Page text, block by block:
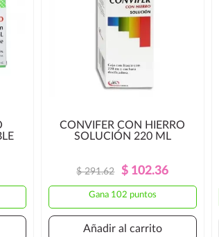
CONVIFER CON HIERRO
SOLUCIÓN 220 ML
Precio
Regular
$ 291.62 Precio
$ 102.36
Gana 102 puntos
Añadir al carrito